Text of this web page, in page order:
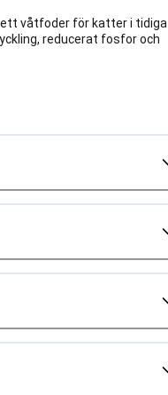
ett våtfoder för katter i tidiga
reducerat fosfor och